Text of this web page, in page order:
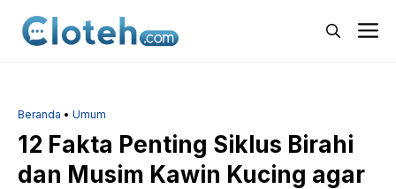
Beranda • Umum
12 Fakta Penting Siklus Birahi
dan Musim Kawin Kucing agar